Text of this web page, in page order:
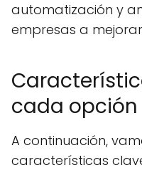
automatización y
empresas a
cada opción
A continuación,
características